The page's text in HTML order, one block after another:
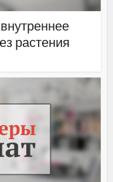
растения